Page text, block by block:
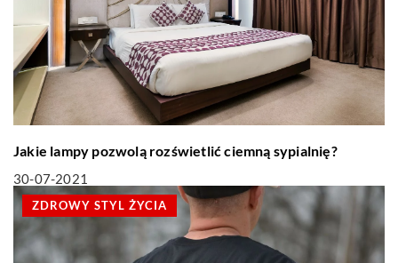
Jakie lampy pozwolą rozświetlić ciemną sypialnię?
30-07-2021
ZDROWY STYL ŻYCIA